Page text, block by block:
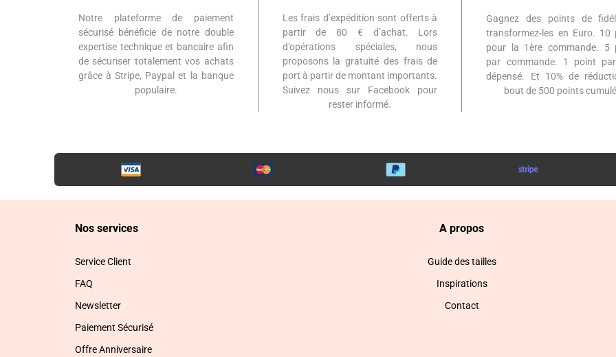
Notre plateforme de paiement
sécurisé bénéficie de notre double
expertise technique et bancaire afin
de sécuriser totalement vos achats
grâce à Stripe, Paypal et la banque
populaire.
Les frais d’expédition sont offerts à
partir de 80 € d’achat. Lors
d’opérations spéciales, nous
proposons la gratuité des frais de
port à partir de montant importants.
Suivez nous sur Facebook pour
rester informé.
Gagnez des points de
transformez-les en Euro. 10
pour la 1ère commande. 5
par commande. 1 point
dépensé. Et 10% de
bout de 500 points
Nos services
Service Client
FAQ
Newsletter
Paiement Sécurisé
Offre Anniversaire
A propos
Guide des tailles
Inspirations
Contact